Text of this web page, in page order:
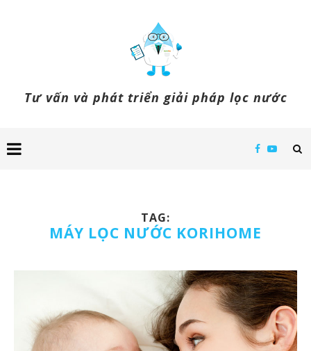
Tư vấn và phát triển giải pháp lọc nước
TAG:
MÁY LỌC NƯỚC KORIHOME